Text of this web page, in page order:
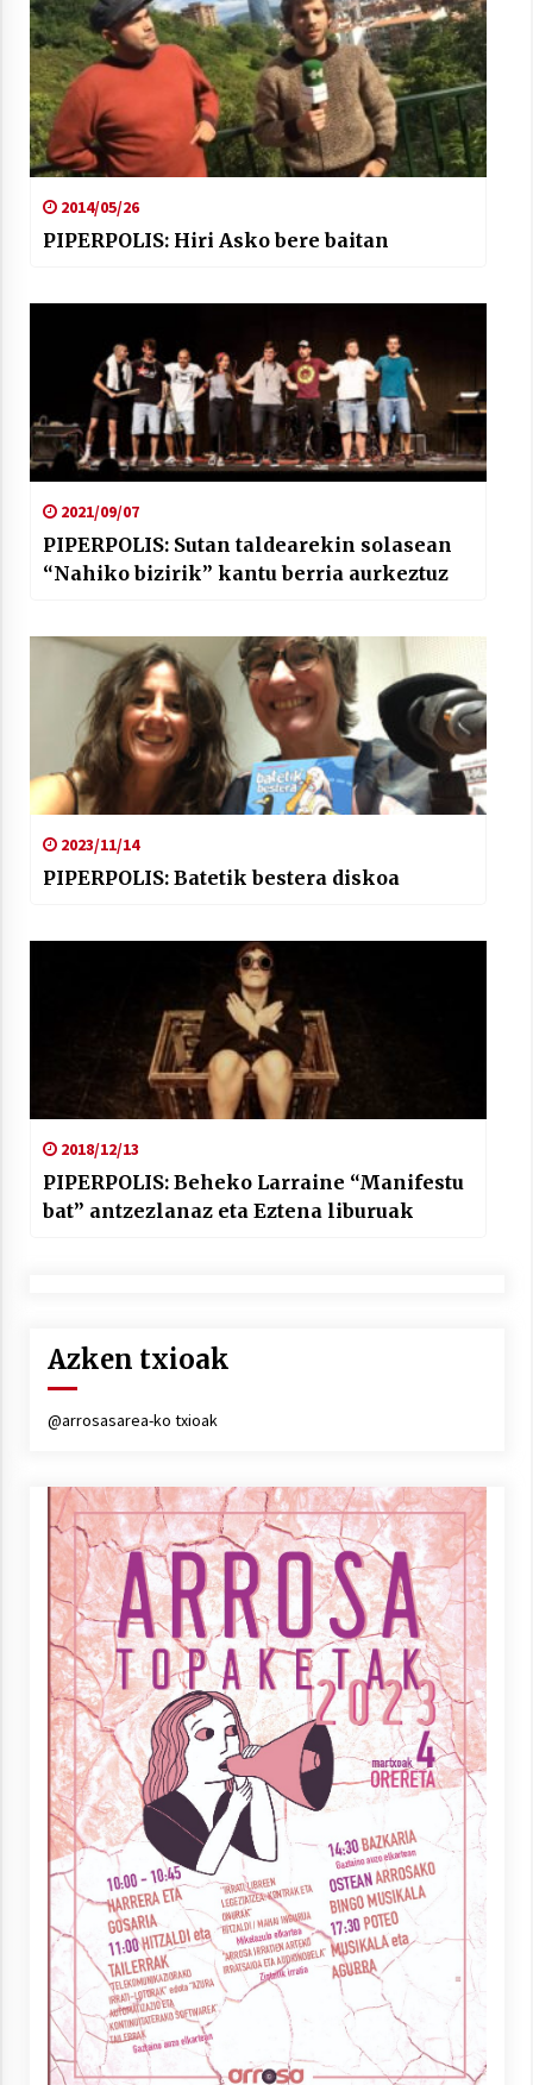
2014/05/26
PIPERPOLIS: Hiri Asko bere baitan
2021/09/07
PIPERPOLIS: Sutan taldearekin solasean
“Nahiko bizirik” kantu berria aurkeztuz
2023/11/14
PIPERPOLIS: Batetik bestera diskoa
2018/12/13
PIPERPOLIS: Beheko Larraine “Manifestu
bat” antzezlanaz eta Eztena liburuak
Azken txioak
@arrosasarea-ko txioak